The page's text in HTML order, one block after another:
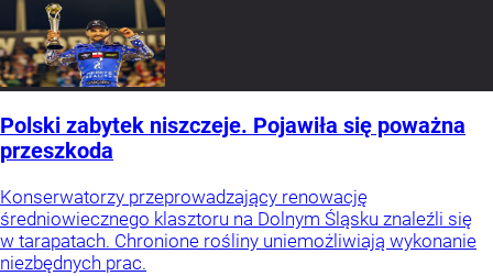
Polski zabytek niszczeje. Pojawiła się poważna
przeszkoda
Konserwatorzy przeprowadzający renowację
średniowiecznego klasztoru na Dolnym Śląsku znaleźli się
w tarapatach. Chronione rośliny uniemożliwiają wykonanie
niezbędnych prac.